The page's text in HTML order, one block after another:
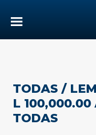
TODAS /
L
TODAS